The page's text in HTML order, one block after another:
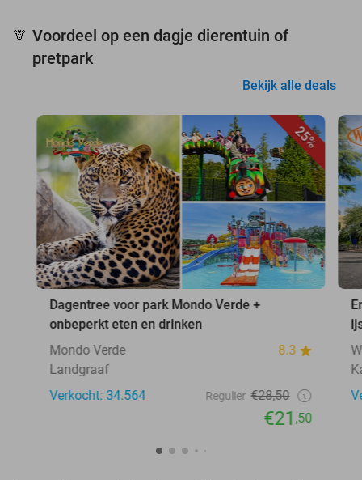
🦒 Voordeel op een dagje dierentuin of
pretpark
Bekijk alle deals
25%
Dagentree voor park Mondo Verde +
onbeperkt eten en drinken
Mondo Verde
8.3
Landgraaf
Verkocht: 34.564
Regulier €28,50
€21,50